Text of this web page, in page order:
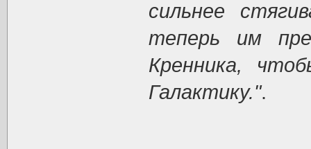
сильнее
теперь им
Кренника,
Галактику.".